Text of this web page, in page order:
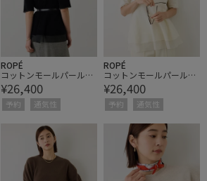
ROPÉ
コットンモールパール釦
ペプラムプルオーバー/
イージーケア【J'aDoR
e・一部店舗限定サイ
¥26,400
予約 通気性
ROPÉ
コットンモールパール釦
ペプラムプルオーバー/
イージーケア【J'aDoR
e・一部店舗限定サイ
¥26,400
予約 通気性